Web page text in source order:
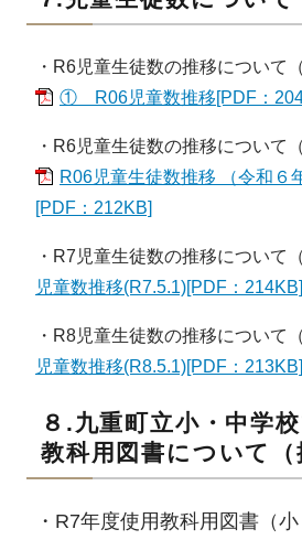
・R6児童生徒数の推移について
① R06児童数推移[PDF：
・ R6児童生徒数の推移について
R06児童生徒数推移 （令和６
[PDF：212KB]
・R7児童生徒数の推移について
児童数推移(R7.5.1)[PDF：214KB]
・R8児童生徒数の推移について
児童数推移(R8.5.1)[PDF：213KB]
８.九重町立小・中学
教科用図書について（
・R7年度使用教科用図書（